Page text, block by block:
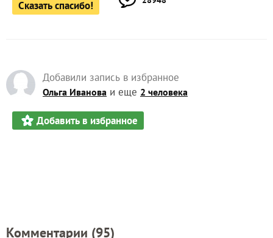
Сказать спасибо!
Добавили запись в избранное
Ольга Иванова и еще 2 человека
Добавить в избранное
Комментарии (95)